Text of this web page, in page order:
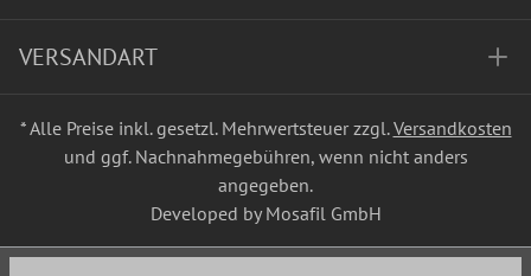
VERSANDART
* Alle Preise inkl. gesetzl. Mehrwertsteuer zzgl.Versandkosten
und ggf. Nachnahmegebühren, wenn nicht anders
angegeben.
Developed by Mosafil GmbH